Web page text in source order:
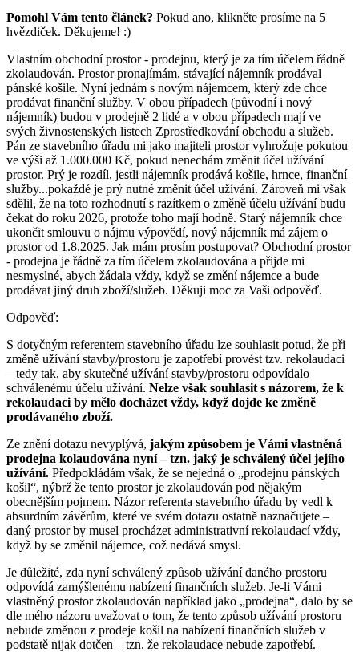
Pomohl Vám tento článek? Pokud ano, klikněte prosíme na 5
hvězdiček. Děkujeme! :)
Vlastním obchodní prostor - prodejnu, který je za tím účelem řádně
zkolaudován. Prostor pronajímám, stávající nájemník prodával
pánské košile. Nyní jednám s novým nájemcem, který zde chce
prodávat finanční služby. V obou případech (původní i nový
nájemník) budou v prodejně 2 lidé a v obou případech mají ve
svých živnostenských listech Zprostředkování obchodu a služeb.
Pán ze stavebního úřadu mi jako majiteli prostor vyhrožuje pokutou
ve výši až 1.000.000 Kč, pokud nenechám změnit účel užívání
prostor. Prý je rozdíl, jestli nájemník prodává košile, hrnce, finanční
služby...pokaždé je prý nutné změnit účel užívání. Zároveň mi však
sdělil, že na toto rozhodnutí s razítkem o změně účelu užívání budu
čekat do roku 2026, protože toho mají hodně. Starý nájemník chce
ukončit smlouvu o nájmu výpovědí, nový nájemník má zájem o
prostor od 1.8.2025. Jak mám prosím postupovat? Obchodní prostor
- prodejna je řádně za tím účelem zkolaudována a přijde mi
nesmyslné, abych žádala vždy, když se změní nájemce a bude
prodávat jiný druh zboží/služeb. Děkuji moc za Vaši odpověď.
Odpověď:
S dotyčným referentem stavebního úřadu lze souhlasit potud, že při
změně užívání stavby/prostoru je zapotřebí provést tzv. rekolaudaci
– tedy tak, aby skutečné užívání stavby/prostoru odpovídalo
schválenému účelu užívání. Nelze však souhlasit s názorem, že k
rekolaudaci by mělo docházet vždy, když dojde ke změně
prodávaného zboží.
Ze znění dotazu nevyplývá, jakým způsobem je Vámi vlastněná
prodejna kolaudována nyní – tzn. jaký je schválený účel jejího
užívání. Předpokládám však, že se nejedná o „prodejnu pánských
košil“, nýbrž že tento prostor je zkolaudován pod nějakým
obecnějším pojmem. Názor referenta stavebního úřadu by vedl k
absurdním závěrům, které ve svém dotazu ostatně naznačujete –
daný prostor by musel procházet administrativní rekolaudací vždy,
když by se změnil nájemce, což nedává smysl.
Je důležité, zda nyní schválený způsob užívání daného prostoru
odpovídá zamýšlenému nabízení finančních služeb. Je-li Vámi
vlastněný prostor zkolaudován například jako „prodejna“, dalo by se
dle mého názoru uvažovat o tom, že tento způsob užívání prostoru
nebude změnou z prodeje košil na nabízení finančních služeb v
podstatě nijak dotčen – tzn. že rekolaudace nebude zapotřebí.